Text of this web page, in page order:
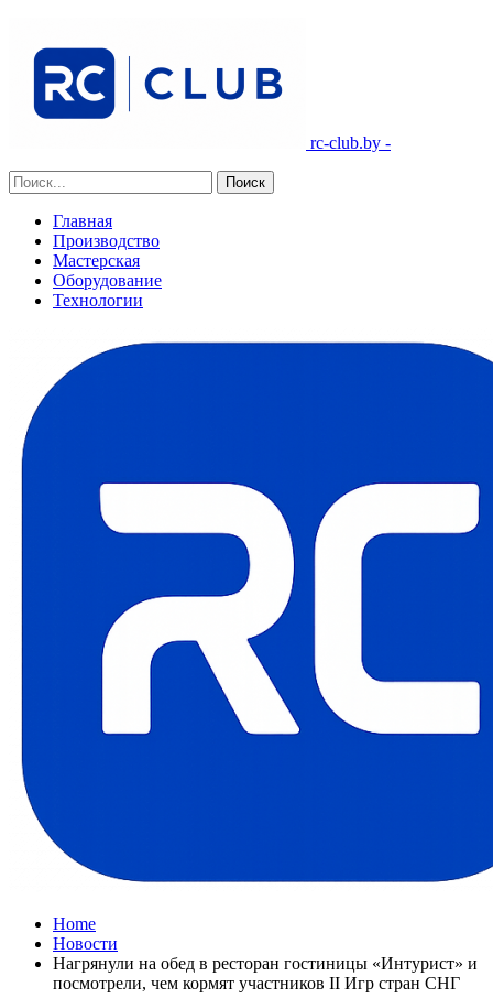
rc-club.by -
Главная
Производство
Мастерская
Оборудование
Технологии
Home
Новости
Нагрянули на обед в ресторан гостиницы «Интурист» и
посмотрели, чем кормят участников II Игр стран СНГ